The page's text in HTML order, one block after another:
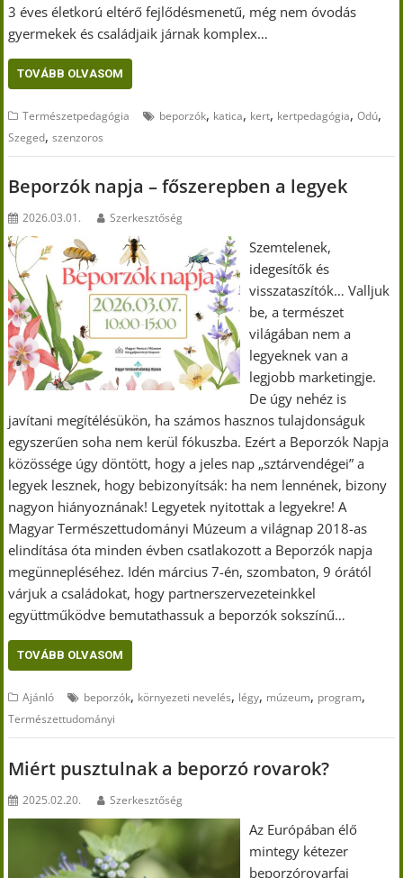
3 éves életkorú eltérő fejlődésmenetű, még nem óvodás
gyermekek és családjaik járnak komplex…
TOVÁBB OLVASOM
Természetpedagógia beporzók, katica, kert, kertpedagógia,Odú,
Szeged,szenzoros
Beporzók napja – főszerepben a legyek
2026.03.01. Szerkesztőség
Szemtelenek,
idegesítők és
visszataszítók… Valljuk
be, a természet
világában nem a
legyeknek van a
legjobb marketingje.
De úgy nehéz is
javítani megítélésükön, ha számos hasznos tulajdonságuk
egyszerűen soha nem kerül fókuszba. Ezért a Beporzók Napja
közössége úgy döntött, hogy a jeles nap „sztárvendégei” a
legyek lesznek, hogy bebizonyítsák: ha nem lennének, bizony
nagyon hiányoznának! Legyetek nyitottak a legyekre! A
Magyar Természettudományi Múzeum a világnap 2018-as
elindítása óta minden évben csatlakozott a Beporzók napja
megünnepléséhez. Idén március 7-én, szombaton, 9 órától
várjuk a családokat, hogy partnerszervezeteinkkel
együttműködve bemutathassuk a beporzók sokszínű…
TOVÁBB OLVASOM
Ajánló beporzók, környezeti nevelés, légy, múzeum, program,
Természettudományi
Miért pusztulnak a beporzó rovarok?
2025.02.20. Szerkesztőség
Az Európában élő
mintegy kétezer
beporzórovarfaj